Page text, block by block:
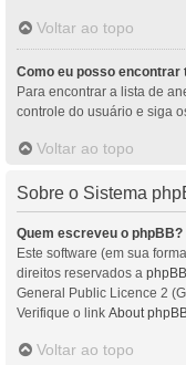
Voltar ao topo
Como eu posso
Para encontrar a lista de
controle do usuário e siga
Voltar ao topo
Sobre o Sistema
Quem escreveu o phpBB?
Este software (em sua
direitos reservados a
General Public Licence 2
Verifique o link About
Voltar ao topo